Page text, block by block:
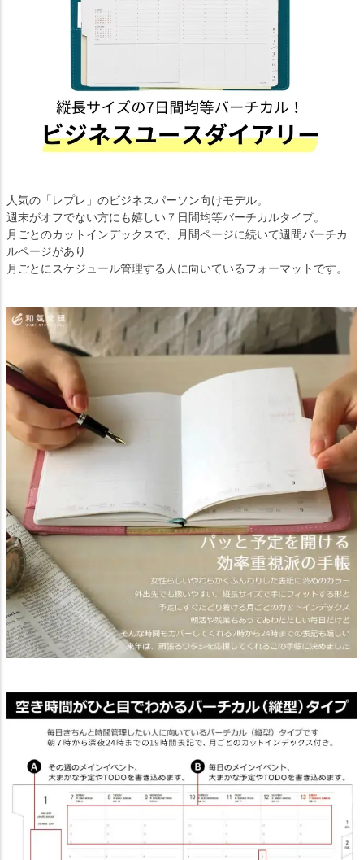
人気の「レプレ」のビジネスパーソン向けモデル。
週末がオフでない方にも嬉しい７日間均等バーチカルタイプ。
月ごとのカットインデックスで、月間ページに続いて週間バーチカ
ルページがあり
月ごとにスケジュール管理する人に向いているフォーマットです。